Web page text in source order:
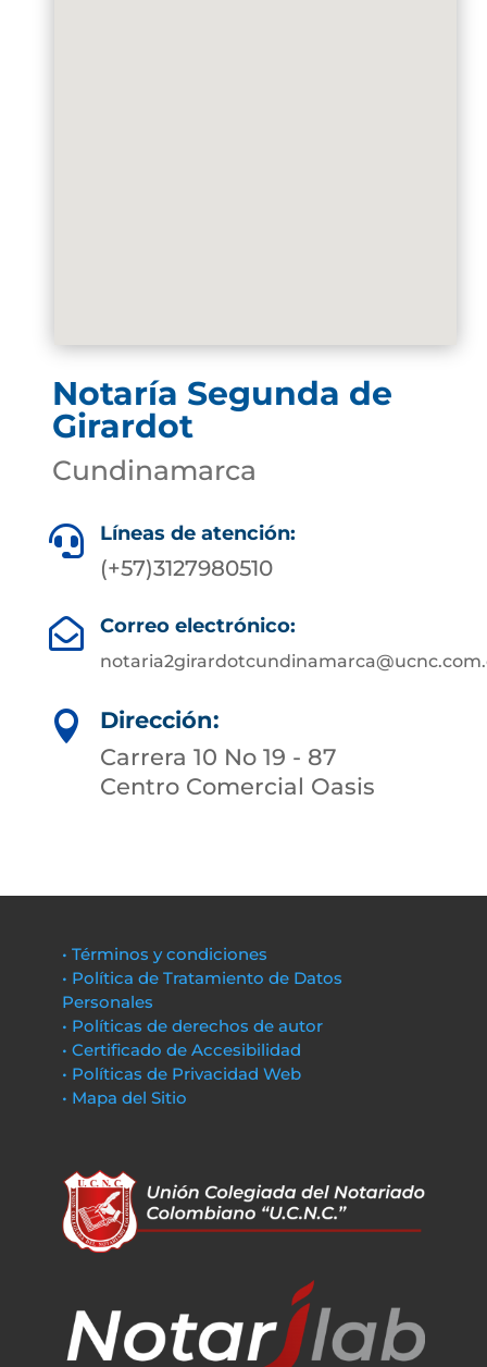
Notaría Segunda de
Girardot
Cundinamarca
 Líneas de atención:
(+57)3127980510
 Correo electrónico:

Dirección:
Carrera 10 No 19 - 87
Centro Comercial Oasis
• Términos y condiciones
• Política de Tratamiento de Datos
Personales
• Políticas de derechos de autor
• Certificado de Accesibilidad
• Políticas de Privacidad Web
• Mapa del Sitio